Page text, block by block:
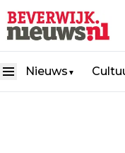
Nieuws ▼